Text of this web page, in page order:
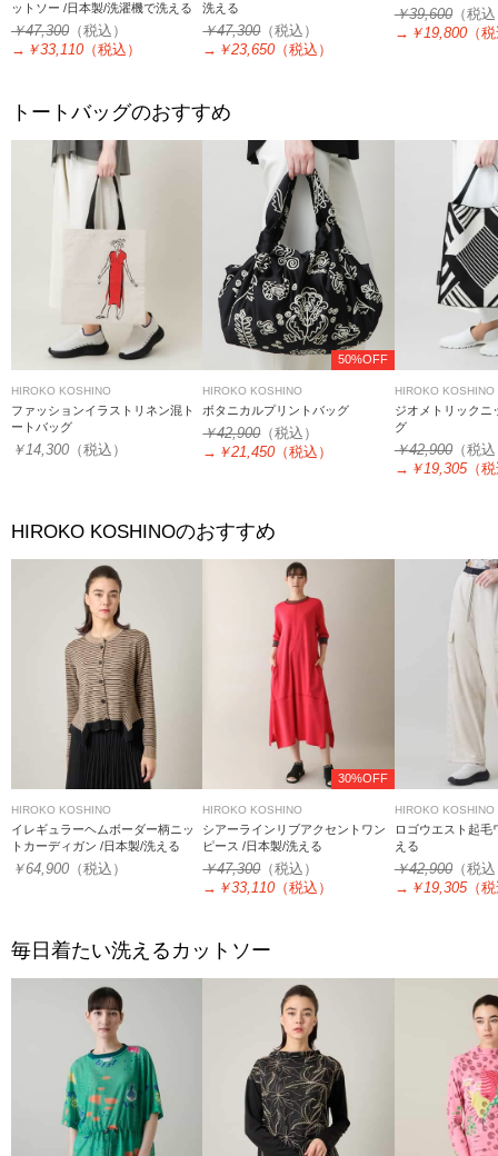
ットソー /日本製/洗濯機で洗える
￥47,300 （税込）
→ ￥33,110 （税込）
洗える
￥47,300（税込）
→ ￥23,650 （税込）
￥39,600（税
→ ￥19,800（
トートバッグのおすすめ
HIROKO KOSHINO
ファッションイラストリネン混ト
ートバッグ
￥14,300 （税込）
50%OFF
HIROKO KOSHINO
ボタニカルプリントバッグ
￥42,900（税込）
→ ￥21,450 （税込）
HIROKO KOSHINO
ジオメトリックニ
グ
￥42,900（税
→ ￥19,305（
HIROKO KOSHINOのおすすめ
HIROKO KOSHINO
イレギュラーヘムボーダー柄ニッ
トカーディガン /日本製/洗える
￥64,900 （税込）
30%OFF
HIROKO KOSHINO
シアーラインリブアクセントワン
ピース /日本製/洗える
￥47,300（税込）
→ ￥33,110 （税込）
HIROKO KOSHINO
ロゴウエスト起毛
える
￥42,900（税
→ ￥19,305（
毎日着たい洗えるカットソー